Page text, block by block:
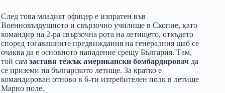
След това младият офицер е изпратен във
Военновъздушното и свързочно училище в Скопие, като
командир на 2-ра свързочна рота на летището, откъдето
според тогавашните предвиждания на генералния щаб се
очаква да е основното нападение срещу България. Там,
той сам заставя тежък американски бомбардировач да
се приземи на българското летище. За кратко е
командирован отново в 6-ти изтребителен полк в летище
Марно поле.